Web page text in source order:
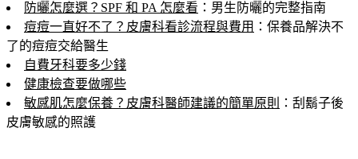
防曬怎麼選？SPF 和 PA 怎麼看 ：男生防曬的完整指南
痘痘一直好不了？皮膚科看診流程與費用 ：保養品解決不
了的痘痘交給醫生
自費牙科要多少錢
健康檢查要做哪些
敏感肌怎麼保養？皮膚科醫師建議的簡單原則
：刮鬍子後
皮膚敏感的照護